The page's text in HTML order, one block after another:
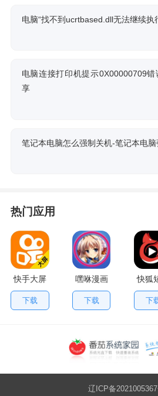
电脑“找不到ucrtbased.dll无法继续执
电脑连接打印机提示0X00000709
享
笔记本电脑怎么强制关机-笔记本电
热门应用
快手大屏
版
下载
嘿咻漫画
下载
快狐
频
下
辽ICP备2021005367